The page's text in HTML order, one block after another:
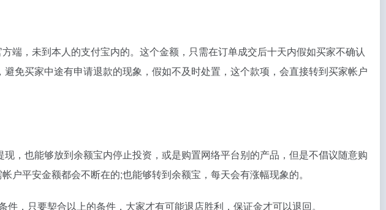
端，未到本人的支付宝内的。这个金额，只需在订单成交后十天内假如买家不确认
免买家中途有申请退款的现象，假如不及时处置，这个款项，会直接转到买家帐户
，也能够放到余额宝内停止投资，或是购置网络平台别的产品，但是不倡议随意购
平安金额都会不断在的;也能够转到余额宝，每天会有涨幅现象的。
，只要契合以上的条件，大家才有可能退店胜利，保证金才可以退回。